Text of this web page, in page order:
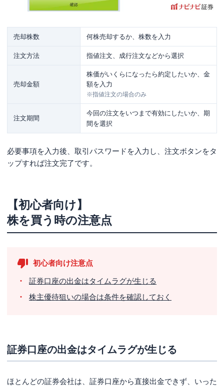
売却株数 何株売却するか、株数を入力
注文方法 指値注文、成行注文などから選択
売却金額
株価がいくらになったら約定したいか、金
額を入力
※指値注文の場合のみ
注文期間
今回の注文をいつまで有効にしたいか、期
間を選択
必要事項を入力後、取引パスワードを入力し、注文ボタンをタ
ップすれば注文完了です。
【初心者向け】
株を買う時の注意点
初心者向け注意点
証券口座の出金はタイムラグが生じる
株主優待狙いの場合は条件を確認しておく
証券口座の出金はタイムラグが生じる
ほとんどの証券会社は、証券口座から直接出金できず、いった